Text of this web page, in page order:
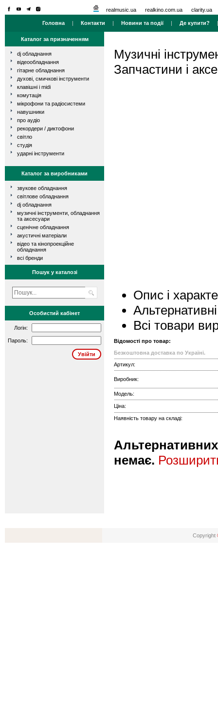
realmusic.ua realkino.com.ua clarity.ua
Головна | Контакти | Новини та події| Де купити?
Каталог за призначенням
dj обладнання
відеообладнання
гітарне обладнання
духові, смичкові інструменти
клавішні і midi
комутація
мікрофони та радіосистеми
навушники
про аудіо
рекордери / диктофони
світло
студія
ударні інструменти
Каталог за виробниками
звукове обладнання
світлове обладнання
dj обладнання
музичні інструменти, обладнання
та аксесуари
сценічне обладнання
акустичні матеріали
відео та кінопроекційне
обладнання
всі бренди
Пошук у каталозі
Особистий кабінет
Логін:
Пароль:
Музичні
Запчастини і
Опис і
Всі товари
Відомості про товар:
Безкоштовна доставка по Україні.
Артикул:
Виробник:
Модель:
Ціна:
Наявність товару на складі:
Альтернативних
немає.
Copyright